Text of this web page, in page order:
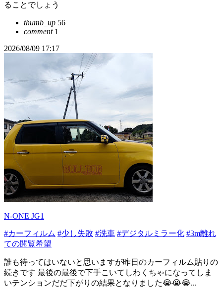
ることでしょう
thumb_up 56
comment1
2026/08/09 17:17
N-ONE JG1
#カーフィルム #少し失敗 #洗車 #デジタルミラー化 #3m離れ
ての閲覧希望
誰も待ってはいないと思いますが昨日のカーフィルム貼りの
続きです 最後の最後で下手こいてしわくちゃになってしま
いテンションだだ下がりの結果となりました😭😭😭...